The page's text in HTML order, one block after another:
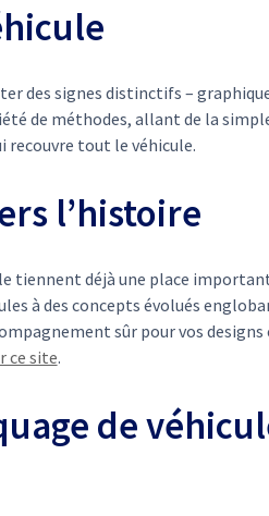
des signes distinctifs –
de méthodes, allant de la
recouvre tout le véhicule.
l’histoire
tiennent déjà une place
à des concepts évolués
sûr pour vos
ce site.
de